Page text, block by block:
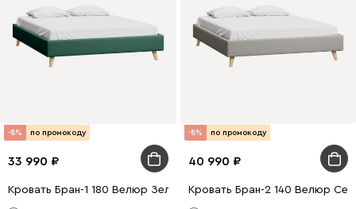
-8% по промокоду
33 990
Кровать Бран-1 180 Велюр Зеленый
-8% по промокоду
40 990
Кровать Бран-2 140 Велюр